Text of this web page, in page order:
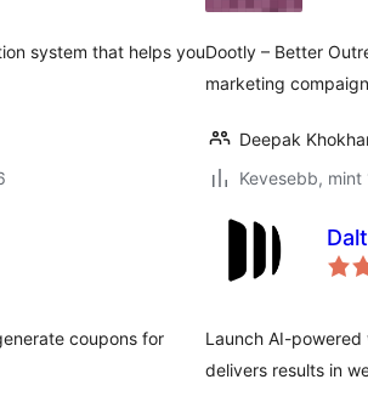
system that helps youDootly – Better
marketing
Deepak
Kevesebb,
coupons for
Launch AI-
delivers results in